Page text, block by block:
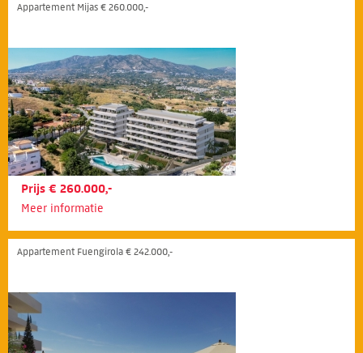
Appartement Mijas € 260.000,-
Prijs € 260.000,-
Meer informatie
Appartement Fuengirola € 242.000,-